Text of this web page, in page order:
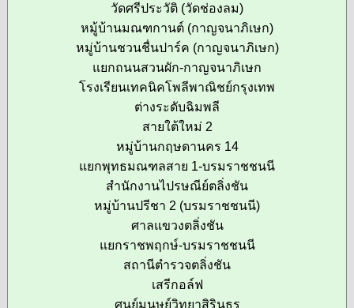
วัดศรีประวัติ (วัดช่องลม)
หมู้บ้านมณฑกานต์ (กาญจนาภิเษก)
หมู่บ้านชวนชื่นปาร์ค (กาญจนาภิเษก)
แยกถนนสวนผัก-กาญจนาภิเษก
โรงเรียนเทคนิคโพลีพาณิชย์กรุงเทพ
ต่างระดับฉิมพลี
สายใต้ใหม่ 2
หมู่บ้านกฤษดานคร 14
แยกพุทธมณฑลสาย 1-บรมราชชนนี
สำนักงานไปรษณีย์ตลิ่งชัน
หมู่บ้านปรีชา 2 (บรมราชชนนี)
ศาลแขวงตลิ่งชัน
แยกราชพฤกษ์-บรมราชชนนี
สถานีตำรวจตลิ่งชัน
เสรีกอล์ฟ
ศูนย์มนุษย์วิทยาสิรินธร